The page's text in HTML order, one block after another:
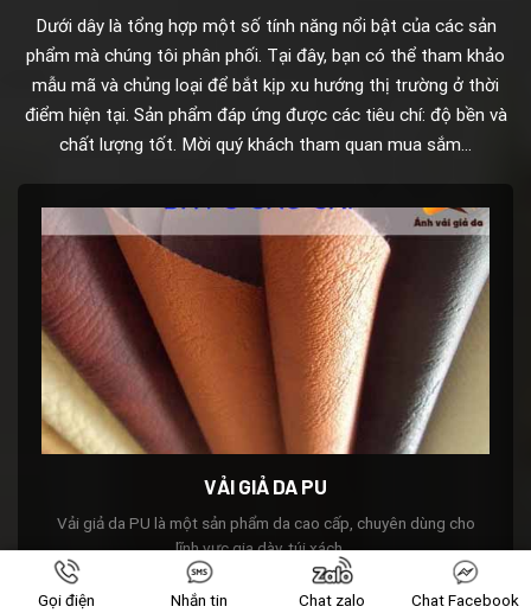
Dưới dây là tổng hợp một số tính năng nổi bật của các sản
phẩm mà chúng tôi phân phối. Tại đây, bạn có thể tham khảo
mẫu mã và chủng loại để bắt kịp xu hướng thị trường ở thời
điểm hiện tại. Sản phẩm đáp ứng được các tiêu chí: độ bền và
chất lượng tốt. Mời quý khách tham quan mua sắm…
VẢI GIẢ DA PU
Vải giả da PU là một sản phẩm da cao cấp, chuyên dùng cho
lĩnh vực gia dày, túi xách,...
Gọi điện Nhắn tin Chat zalo Chat Facebook